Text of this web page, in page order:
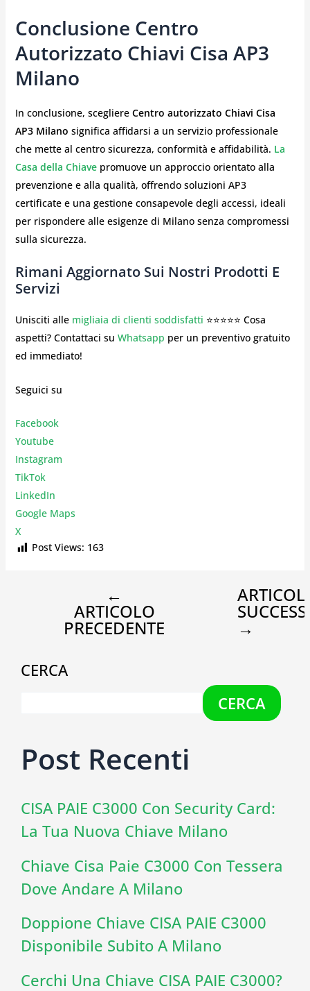
Conclusione Centro
Autorizzato Chiavi Cisa AP3
Milano
In conclusione, scegliere Centro autorizzato Chiavi Cisa
AP3 Milano significa affidarsi a un servizio professionale
che mette al centro sicurezza, conformità e affidabilità. La
Casa della Chiavepromuove un approccio orientato alla
prevenzione e alla qualità, offrendo soluzioni AP3
certificate e una gestione consapevole degli accessi, ideali
per rispondere alle esigenze di Milano senza compromessi
sulla sicurezza.
Rimani Aggiornato Sui Nostri Prodotti E
Servizi
Unisciti alle migliaia di clienti soddisfatti ⭐⭐⭐⭐⭐ Cosa
aspetti? Contattaci su Whatsapp per un preventivo gratuito
ed immediato!
Seguici su
Facebook
Youtube
Instagram
TikTok
LinkedIn
Google Maps
X
Post Views: 163
←
ARTICOLO
PRECEDENTE →
CERCA
CERCA
Post Recenti
CISA PAIE C3000 Con Security Card:
La Tua Nuova Chiave Milano
Chiave Cisa Paie C3000 Con Tessera
Dove Andare A Milano
Doppione Chiave CISA PAIE C3000
Disponibile Subito A Milano
Cerchi Una Chiave CISA PAIE C3000?